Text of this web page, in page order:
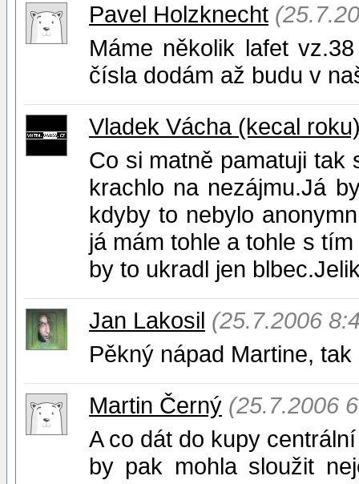
Pavel Holzknecht
Máme několik lafet
čísla dodám až budu v
Vladek Vácha (kecal
Co si matně pamatuji tak
krachlo na nezájmu.Já
kdyby to nebylo
já mám tohle a tohle s
by to ukradl jen
Jan Lakosil (25.7.2006
Pěkný nápad Martine,
Martin Černý (25.7.2006
A co dát do kupy
by pak mohla sloužit